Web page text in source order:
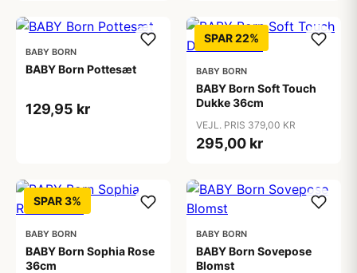
BABY BORN
BABY Born Pottesæt
129,95 kr
SPAR 22%
BABY BORN
BABY Born Soft Touch
Dukke 36cm
VEJL. PRIS 379,00 KR
295,00 kr
SPAR 3%
BABY BORN
BABY Born Sophia Rose
36cm
BABY BORN
BABY Born Sovepose
Blomst